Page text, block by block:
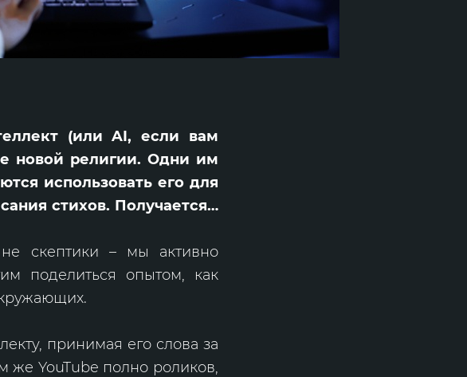
(или AI, если вам
новой религии. Одни им
использовать его для
стихов. Получается…
скептики – мы активно
поделиться опытом, как
принимая его слова за
же YouTube полно роликов,